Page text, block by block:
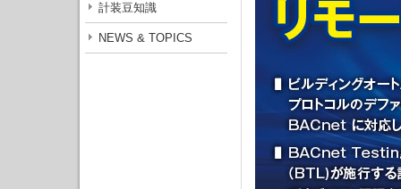
計装豆知識
NEWS & TOPICS